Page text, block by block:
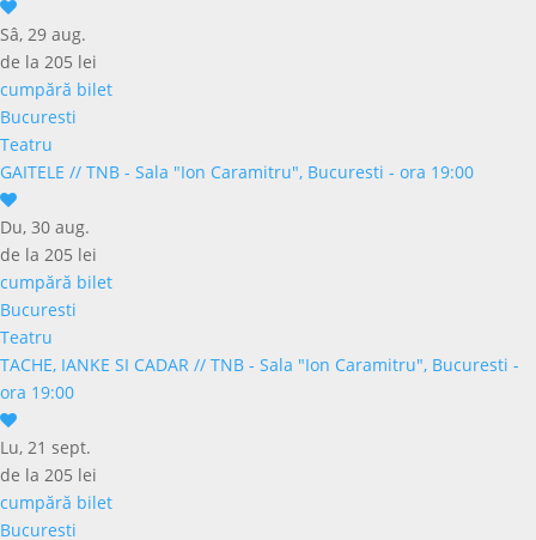
Sâ, 29 aug.
de la 205 lei
cumpără bilet
Bucuresti
Teatru
GAITELE // TNB - Sala "Ion Caramitru", Bucuresti - ora 19:00
Du, 30 aug.
de la 205 lei
cumpără bilet
Bucuresti
Teatru
TACHE, IANKE SI CADAR // TNB - Sala "Ion Caramitru", Bucuresti -
ora 19:00
Lu, 21 sept.
de la 205 lei
cumpără bilet
Bucuresti